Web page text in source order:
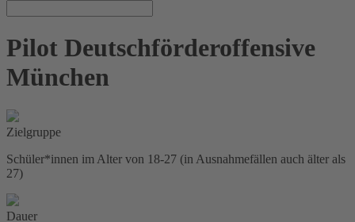
Pilot Deutschförderoffensive
München
Zielgruppe
Schüler*innen im Alter von 18-27 (in Ausnahmefällen auch älter als
27)
Dauer